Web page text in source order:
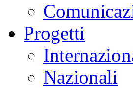
Progetti
Nazionali